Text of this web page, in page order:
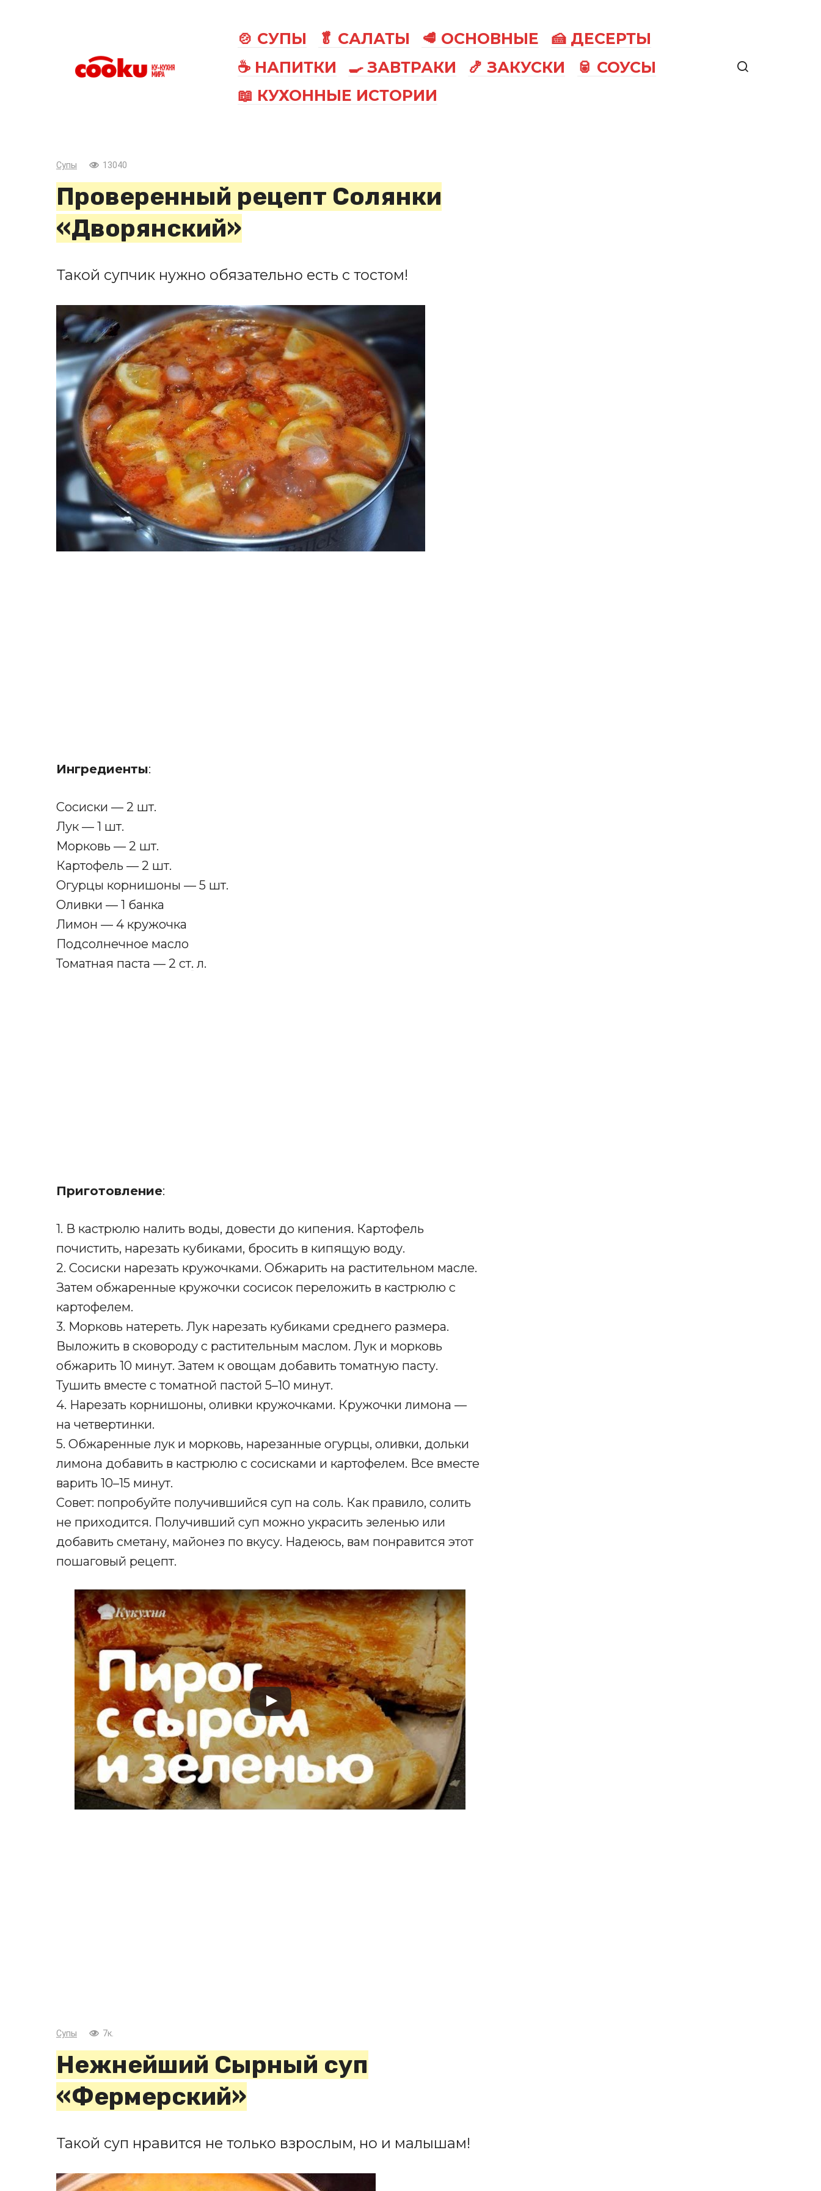
🍲 СУПЫ 🥬 САЛАТЫ 🥩 ОСНОВНЫЕ
🍰 ДЕСЕРТЫ
☕ НАПИТКИ
🍳 ЗАВТРАКИ 🍤 ЗАКУСКИ
🥫 СОУСЫ
📖 КУХОННЫЕ ИСТОРИИ
Супы 13040
Проверенный рецепт Солянки
«Дворянский»
Такой супчик нужно обязательно есть с тостом!
Ингредиенты:
Сосиски — 2 шт.
Лук — 1 шт.
Морковь — 2 шт.
Картофель — 2 шт.
Огурцы корнишоны — 5 шт.
Оливки — 1 банка
Лимон — 4 кружочка
Подсолнечное масло
Томатная паста — 2 ст. л.
Приготовление:
1. В кастрюлю налить воды, довести до кипения. Картофель
почистить, нарезать кубиками, бросить в кипящую воду.
2. Сосиски нарезать кружочками. Обжарить на растительном масле.
Затем обжаренные кружочки сосисок переложить в кастрюлю с
картофелем.
3. Морковь натереть. Лук нарезать кубиками среднего размера.
Выложить в сковороду с растительным маслом. Лук и морковь
обжарить 10 минут. Затем к овощам добавить томатную пасту.
Тушить вместе с томатной пастой 5–10 минут.
4. Нарезать корнишоны, оливки кружочками. Кружочки лимона —
на четвертинки.
5. Обжаренные лук и морковь, нарезанные огурцы, оливки, дольки
лимона добавить в кастрюлю с сосисками и картофелем. Все вместе
варить 10–15 минут.
Совет: попробуйте получившийся суп на соль. Как правило, солить
не приходится. Получивший суп можно украсить зеленью или
добавить сметану, майонез по вкусу. Надеюсь, вам понравится этот
пошаговый рецепт.
Супы 7к.
Нежнейший Сырный суп
«Фермерский»
Такой суп нравится не только взрослым, но и малышам!